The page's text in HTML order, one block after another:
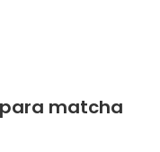
matcha